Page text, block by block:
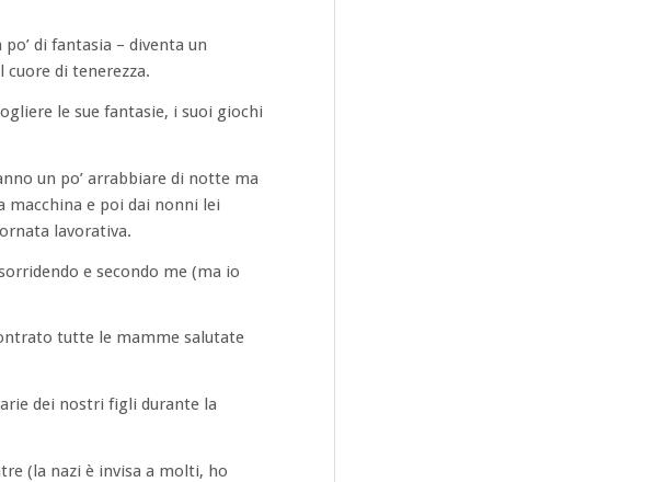
di fantasia – diventa un
di tenerezza.
le sue fantasie, i suoi giochi
un po’ arrabbiare di notte ma
macchina e poi dai nonni lei
lavorativa.
e secondo me (ma io
tutte le mamme salutate
dei nostri figli durante la
(la nazi è invisa a molti, ho